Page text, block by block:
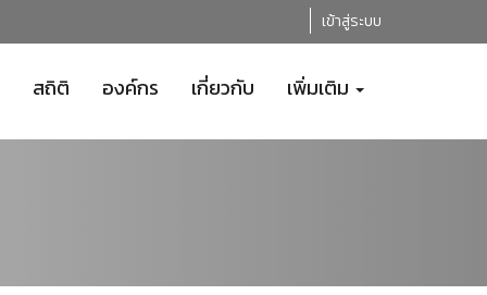
เข้าสู่ระบบ
สถิติ องค์กร เกี่ยวกับ เพิ่มเติม